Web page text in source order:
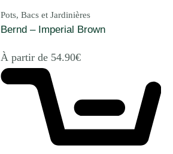
Pots, Bacs et Jardinières
Bernd – Imperial Brown
À partir de 54.90€